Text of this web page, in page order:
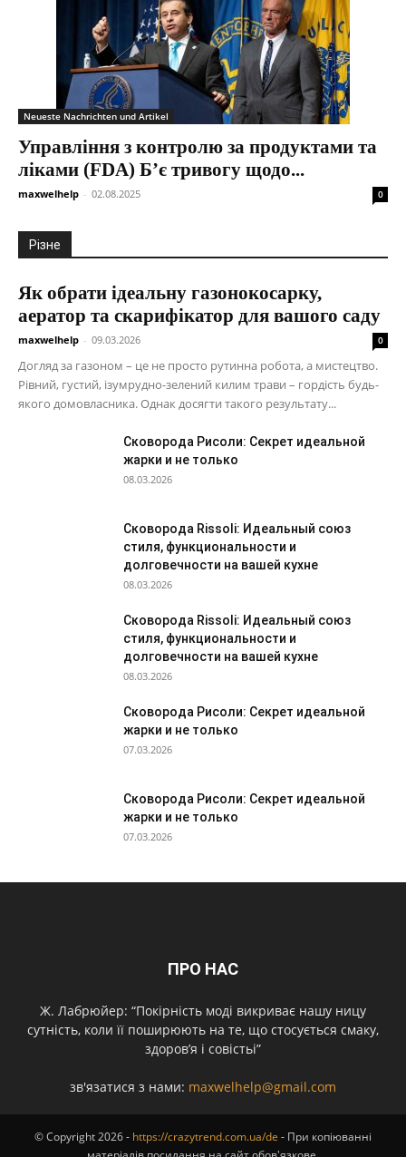
Neueste Nachrichten und Artikel
Управління з контролю за продуктами та
ліками (FDA) Б’є тривогу щодо...
maxwelhelp - 02.08.2025 0
Різне
Як обрати ідеальну газонокосарку,
аератор та скарифікатор для вашого саду
maxwelhelp - 09.03.2026 0
Догляд за газоном – це не просто рутинна робота, а мистецтво.
Рівний, густий, ізумрудно-зелений килим трави – гордість будь-
якого домовласника. Однак досягти такого результату...
Сковорода Рисоли: Секрет идеальной
жарки и не только
08.03.2026
Сковорода Rissoli: Идеальный союз
стиля, функциональности и
долговечности на вашей кухне
08.03.2026
Сковорода Rissoli: Идеальный союз
стиля, функциональности и
долговечности на вашей кухне
08.03.2026
Сковорода Рисоли: Секрет идеальной
жарки и не только
07.03.2026
Сковорода Рисоли: Секрет идеальной
жарки и не только
07.03.2026
ПРО НАС
Ж. Лабрюйер: “Покірність моді викриває нашу ницу
сутність, коли її поширюють на те, що стосується смаку,
здоров’я і совістьі”
зв'язатися з нами: maxwelhelp@gmail.com
© Copyright 2026 - https://crazytrend.com.ua/de - При копіюванні